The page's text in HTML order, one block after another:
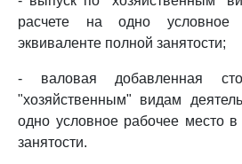
расчете на одно
эквиваленте полной занятости;
- валовая добавленная
"хозяйственным" видам
одно условное рабочее место в
занятости.